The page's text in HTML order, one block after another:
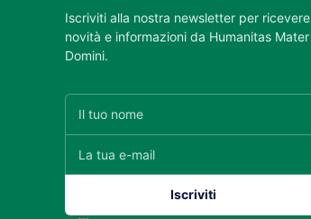
Iscriviti alla nostra newsletter per ricevere
novità e informazioni da Humanitas Mater
Domini.